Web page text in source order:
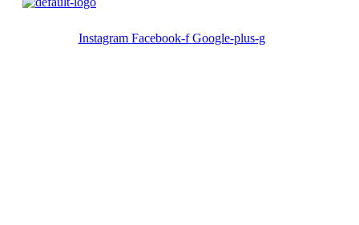
Instagram Facebook-f Google-plus-g